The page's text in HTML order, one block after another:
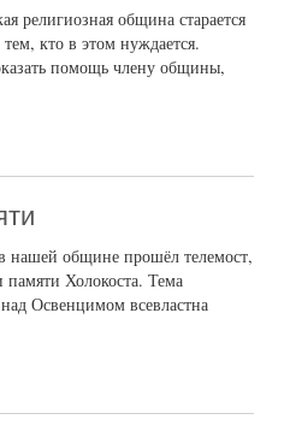
религиозная община старается
кто в этом нуждается.
помощь члену общины,
нашей общине прошёл телемост,
Холокоста. Тема
Освенцимом всевластна